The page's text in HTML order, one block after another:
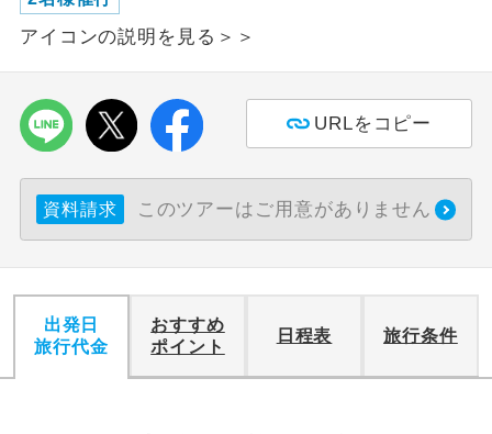
アイコンの説明を見る＞＞
URLをコピー
資料請求 このツアーはご用意がありません
出発日
旅行代金
おすすめ
ポイント
日程表 旅行条件